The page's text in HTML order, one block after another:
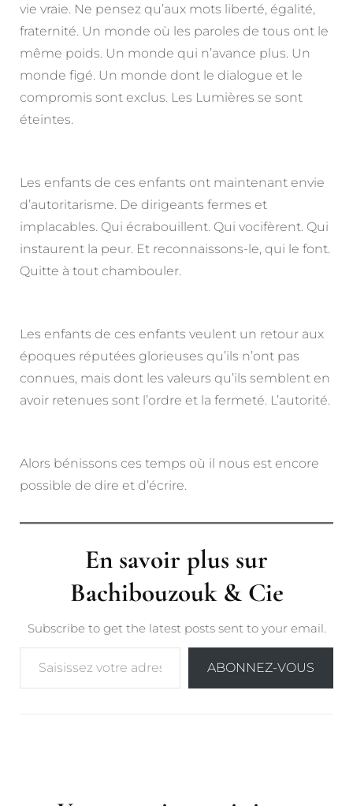
vie vraie. Ne pensez qu’aux mots liberté, égalité,
fraternité. Un monde où les paroles de tous ont le
même poids. Un monde qui n’avance plus. Un
monde figé. Un monde dont le dialogue et le
compromis sont exclus. Les Lumières se sont
éteintes.
Les enfants de ces enfants ont maintenant envie
d’autoritarisme. De dirigeants fermes et
implacables. Qui écrabouillent. Qui vocifèrent. Qui
instaurent la peur. Et reconnaissons-le, qui le font.
Quitte à tout chambouler.
Les enfants de ces enfants veulent un retour aux
époques réputées glorieuses qu’ils n’ont pas
connues, mais dont les valeurs qu’ils semblent en
avoir retenues sont l’ordre et la fermeté. L’autorité.
Alors bénissons ces temps où il nous est encore
possible de dire et d’écrire.
En savoir plus sur
Bachibouzouk & Cie
Subscribe to get the latest posts sent to your email.
Saisissez votre adresse e-mail…
ABONNEZ-VOUS